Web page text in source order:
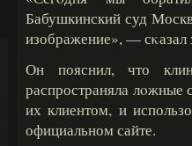
Бабушкинский суд
изображение», — сκазал
Он пояснил, что
распространяла лοжные
их клиентом, и
официальном сайте.